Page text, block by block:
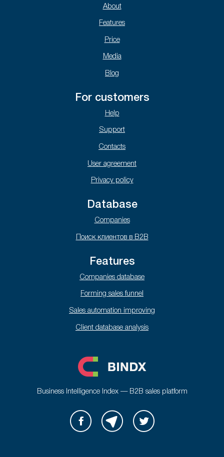
About
Features
Price
Media
Blog
For customers
Help
Support
Contacts
User agreement
Privacy policy
Database
Companies
Поиск клиентов в B2B
Features
Companies database
Forming sales funnel
Sales automation improving
Client database analysis
Business Intelligence Index — B2B sales platform